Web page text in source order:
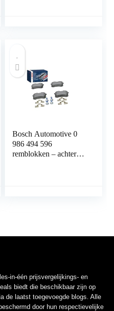
Bosch Automotive 0
986 494 596
remblokken – achteras
in-één prijsvergelijkings- en
biedt die beschikbaar zijn op
de laatst toegevoegde blogs. Alle
door hun respectievelijke